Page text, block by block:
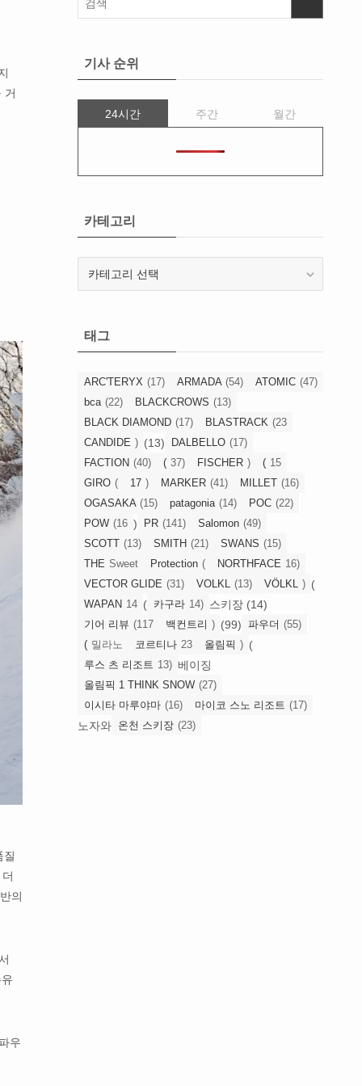
거
질
의
우
기사 순위
24시간 주간 월간
카테고리
태그
ARC'TERYX (17) ARMADA (54) ATOMIC (47)
bca (22) BLACKCROWS (13)
BLACK DIAMOND (17) BLASTRACK (23
CANDIDE ) (13) DALBELLO (17)
FACTION (40) ( 37) FISCHER ) ( 15
GIRO ( 17 ) MARKER (41) MILLET (16)
OGASAKA (15) patagonia (14) POC (22)
POW (16 ) PR (141) Salomon (49)
SCOTT (13) SMITH (21) SWANS (15)
THE Sweet Protection ( NORTHFACE 16)
VECTOR GLIDE (31) VOLKL (13) VÖLKL ) (
WAPAN 14 ( 카구라 14) 스키장 (14)
기어 리뷰 (117 백컨트리 ) (99) 파우더 (55)
( 밀라노 코르티나 23 올림픽 ) (
루스 츠 리조트 13) 베이징
올림픽 1 THINK SNOW (27)
이시타 마루야마 (16) 마이코 스노 리조트 (17)
노자와 온천 스키장 (23)